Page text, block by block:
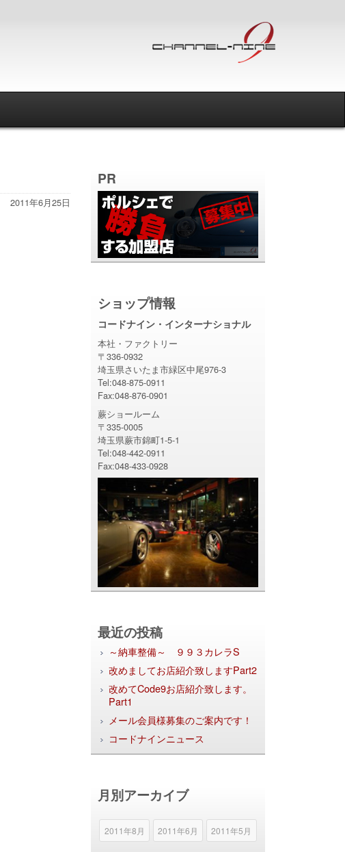
2011年6月25日
PR
ショップ情報
コードナイン・インターナショナル
本社・ファクトリー
〒336-0932
埼玉県さいたま市緑区中尾976-3
Tel:048-875-0911
Fax:048-876-0901
蕨ショールーム
〒335-0005
埼玉県蕨市錦町1-5-1
Tel:048-442-0911
Fax:048-433-0928
最近の投稿
～納車整備～ ９９３カレラS
改めましてお店紹介致しますPart2
改めてCode9お店紹介致します。
Part1
メール会員様募集のご案内です！
コードナインニュース
月別アーカイブ
2011年8月 2011年6月 2011年5月